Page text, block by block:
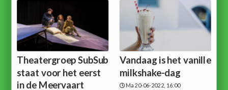
Theatergroep SubSub
staat voor het eerst
in de Meervaart
Vandaag is het vanille
milkshake-dag
Ma 20-06-2022, 16:00